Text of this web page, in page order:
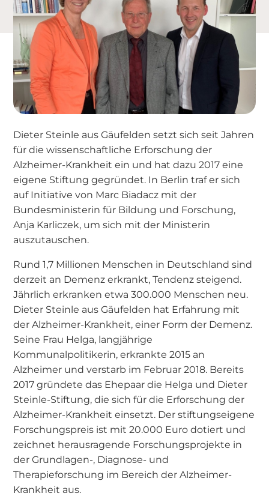
Dieter Steinle aus Gäufelden setzt sich seit Jahren
für die wissenschaftliche Erforschung der
Alzheimer-Krankheit ein und hat dazu 2017 eine
eigene Stiftung gegründet. In Berlin traf er sich
auf Initiative von Marc Biadacz mit der
Bundesministerin für Bildung und Forschung,
Anja Karliczek, um sich mit der Ministerin
auszutauschen.
Rund 1,7 Millionen Menschen in Deutschland sind
derzeit an Demenz erkrankt, Tendenz steigend.
Jährlich erkranken etwa 300.000 Menschen neu.
Dieter Steinle aus Gäufelden hat Erfahrung mit
der Alzheimer-Krankheit, einer Form der Demenz.
Seine Frau Helga, langjährige
Kommunalpolitikerin, erkrankte 2015 an
Alzheimer und verstarb im Februar 2018. Bereits
2017 gründete das Ehepaar die Helga und Dieter
Steinle-Stiftung, die sich für die Erforschung der
Alzheimer-Krankheit einsetzt. Der stiftungseigene
Forschungspreis ist mit 20.000 Euro dotiert und
zeichnet herausragende Forschungsprojekte in
der Grundlagen-, Diagnose- und
Therapieforschung im Bereich der Alzheimer-
Krankheit aus.